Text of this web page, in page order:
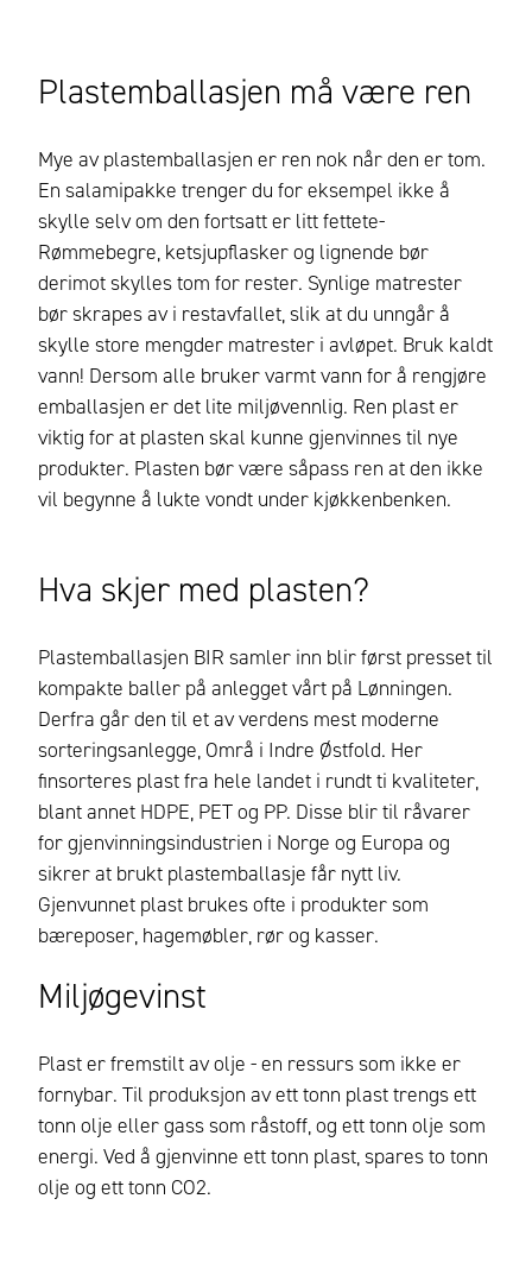
Plastemballasjen må være ren
Mye av plastemballasjen er ren nok når den er tom.
En salamipakke trenger du for eksempel ikke å
skylle selv om den fortsatt er litt fettete-
Rømmebegre, ketsjupflasker og lignende bør
derimot skylles tom for rester. Synlige matrester
bør skrapes av i restavfallet, slik at du unngår å
skylle store mengder matrester i avløpet. Bruk kaldt
vann! Dersom alle bruker varmt vann for å rengjøre
emballasjen er det lite miljøvennlig. Ren plast er
viktig for at plasten skal kunne gjenvinnes til nye
produkter. Plasten bør være såpass ren at den ikke
vil begynne å lukte vondt under kjøkkenbenken.
Hva skjer med plasten?
Plastemballasjen BIR samler inn blir først presset til
kompakte baller på anlegget vårt på Lønningen.
Derfra går den til et av verdens mest moderne
sorteringsanlegge, Områ i Indre Østfold. Her
finsorteres plast fra hele landet i rundt ti kvaliteter,
blant annet HDPE, PET og PP. Disse blir til råvarer
for gjenvinningsindustrien i Norge og Europa og
sikrer at brukt plastemballasje får nytt liv.
Gjenvunnet plast brukes ofte i produkter som
bæreposer, hagemøbler, rør og kasser.
Miljøgevinst
Plast er fremstilt av olje - en ressurs som ikke er
fornybar. Til produksjon av ett tonn plast trengs ett
tonn olje eller gass som råstoff, og ett tonn olje som
energi. Ved å gjenvinne ett tonn plast, spares to tonn
olje og ett tonn CO2.